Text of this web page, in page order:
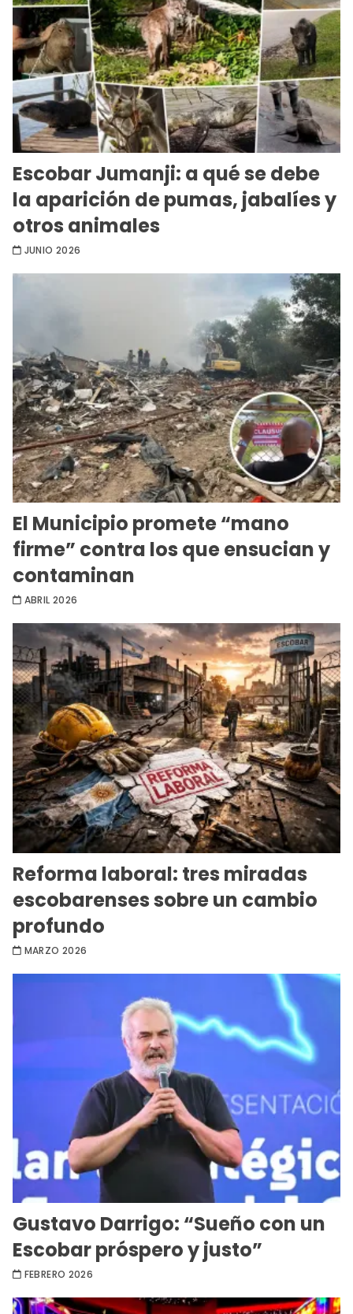
Escobar Jumanji: a qué se debe
la aparición de pumas, jabalíes y
otros animales
JUNIO 2026
El Municipio promete “mano
firme” contra los que ensucian y
contaminan
ABRIL 2026
Reforma laboral: tres miradas
escobarenses sobre un cambio
profundo
MARZO 2026
Gustavo Darrigo: “Sueño con un
Escobar próspero y justo”
FEBRERO 2026